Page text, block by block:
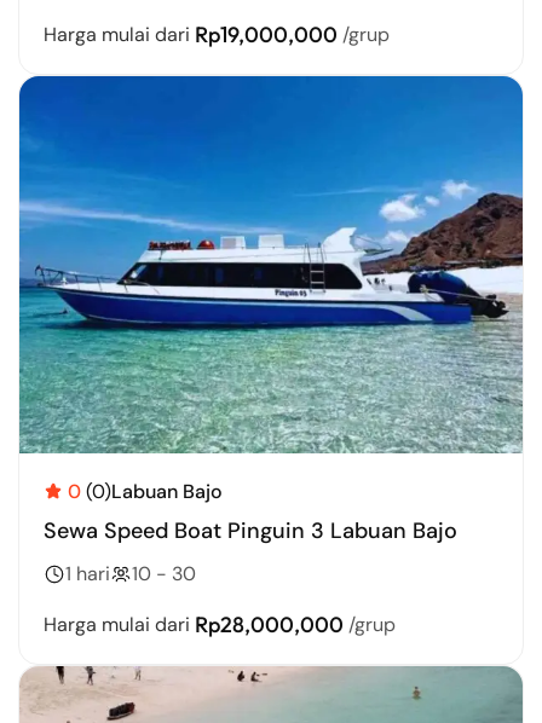
Harga mulai dari Rp19,000,000 /grup
0(0)Labuan Bajo
Sewa Speed Boat Pinguin 3 Labuan Bajo
1 hari
10 - 30
Harga mulai dari Rp28,000,000 /grup